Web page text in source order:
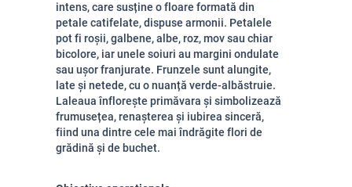
intens, care susține o floare formată din
petale catifelate, dispuse armonii. Petalele
pot fi roșii, galbene, albe, roz, mov sau chiar
bicolore, iar unele soiuri au margini ondulate
sau ușor franjurate. Frunzele sunt alungite,
late și netede, cu o nuanță verde-albăstruie.
Laleaua înflorește primăvara și simbolizează
frumusețea, renașterea și iubirea sinceră,
fiind una dintre cele mai îndrăgite flori de
grădină și de buchet.